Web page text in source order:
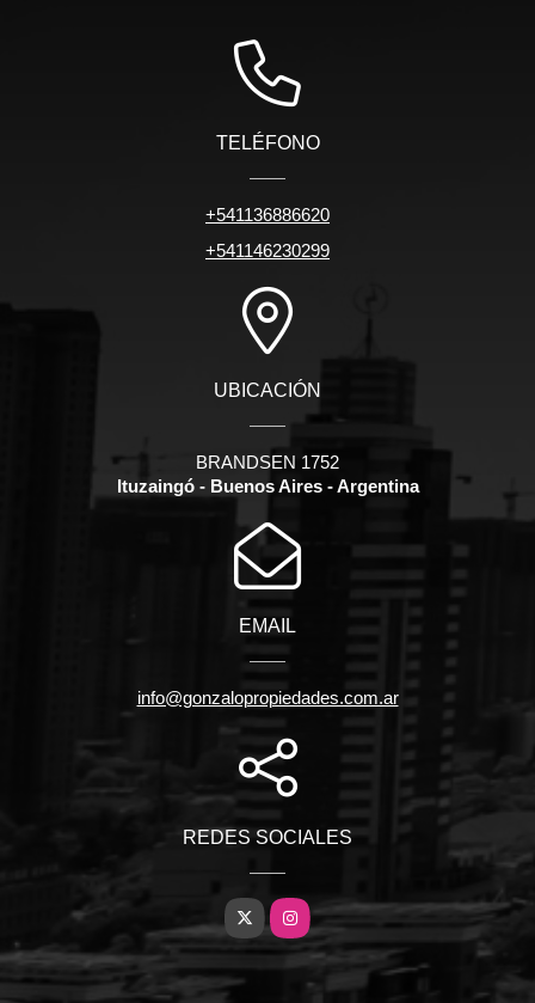
TELÉFONO
+541136886620
+541146230299
UBICACIÓN
BRANDSEN 1752
Ituzaingó - Buenos Aires - Argentina
EMAIL
info@gonzalopropiedades.com.ar
REDES SOCIALES
X Instagram